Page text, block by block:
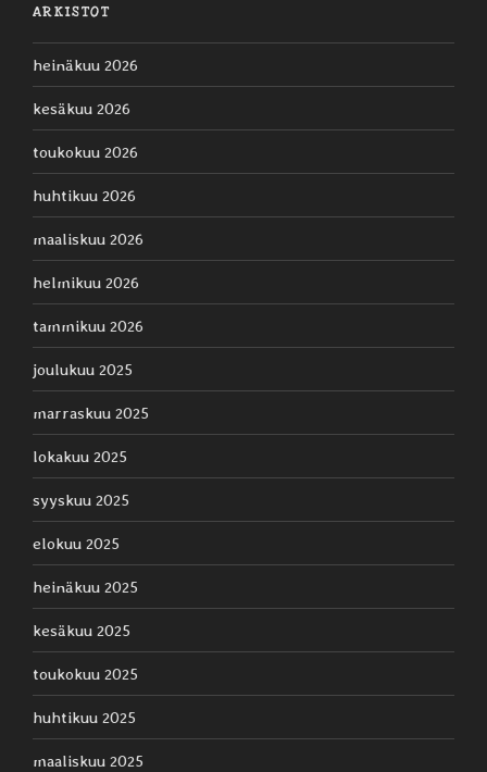
ARKISTOT
heinäkuu 2026
kesäkuu 2026
toukokuu 2026
huhtikuu 2026
maaliskuu 2026
helmikuu 2026
tammikuu 2026
joulukuu 2025
marraskuu 2025
lokakuu 2025
syyskuu 2025
elokuu 2025
heinäkuu 2025
kesäkuu 2025
toukokuu 2025
huhtikuu 2025
maaliskuu 2025